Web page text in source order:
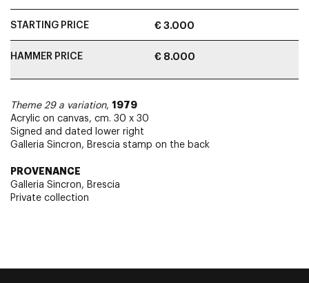
STARTING PRICE € 3.000
HAMMER PRICE € 8.000
Theme 29 a variation, 1979
Acrylic on canvas, cm. 30 x 30
Signed and dated lower right
Galleria Sincron, Brescia stamp on the back
PROVENANCE
Galleria Sincron, Brescia
Private collection